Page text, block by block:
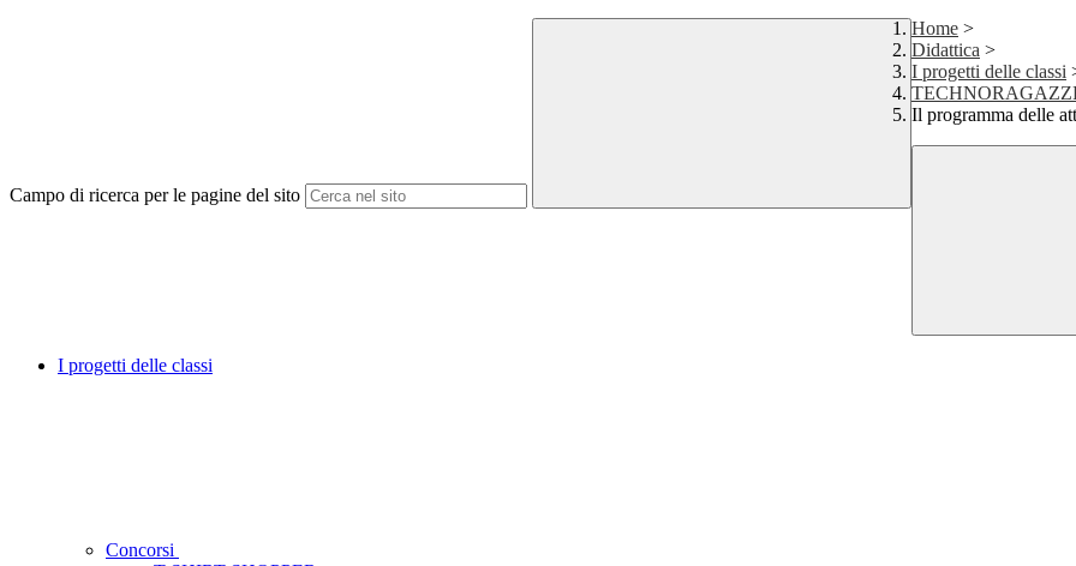
Campo di ricerca per le pagine del sito
Home >
Didattica >
I progetti delle classi
Il programma delle
I progetti delle classi
Concorsi